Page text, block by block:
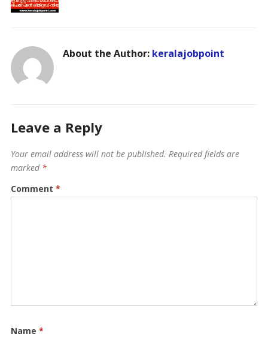
About the Author: keralajobpoint
Leave a Reply
Your email address will not be published. Required fields are
marked *
Comment *
Name *